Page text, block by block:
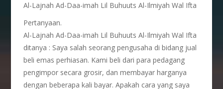
Al-Lajnah Ad-Daa-imah Lil Buhuuts Al-Ilmiyah Wal Ifta
Pertanyaan.
Al-Lajnah Ad-Daa-imah Lil Buhuuts Al-Ilmiyah Wal Ifta
ditanya : Saya salah seorang pengusaha di bidang jual
beli emas perhiasan. Kami beli dari para pedagang
pengimpor secara grosir, dan membayar harganya
dengan beberapa kali bayar. Apakah cara yang saya